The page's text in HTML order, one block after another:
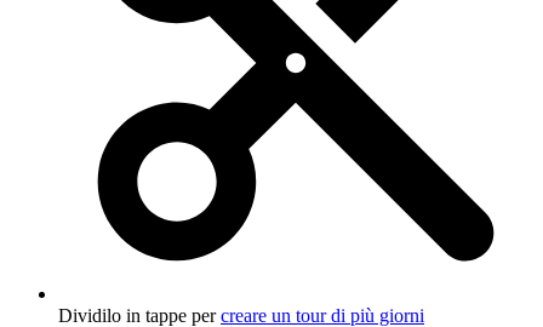
Dividilo in tappe percreare un tour di più giorni